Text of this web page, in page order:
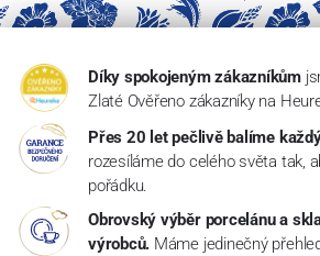
Díky spokojeným zákazníkům
Zlaté Ověřeno zákazníky na
Přes 20 let pečlivě balíme
rozesíláme do celého světa tak,
pořádku.
Obrovský výběr porcelánu a
výrobců. Máme jedinečný